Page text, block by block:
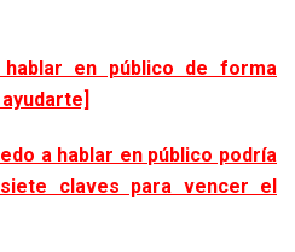
en público de forma
a hablar en público podría
claves para vencer el